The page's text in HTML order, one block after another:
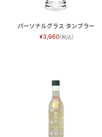
パーソナルグラス タンブラー
3,960